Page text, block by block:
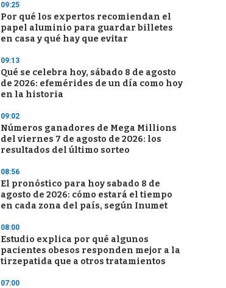
09:25
Por qué los expertos recomiendan el
papel aluminio para guardar billetes
en casa y qué hay que evitar
09:13
Qué se celebra hoy, sábado 8 de agosto
de 2026: efemérides de un día como hoy
en la historia
09:02
Números ganadores de Mega Millions
del viernes 7 de agosto de 2026: los
resultados del último sorteo
08:56
El pronóstico para hoy sabado 8 de
agosto de 2026: cómo estará el tiempo
en cada zona del país, según Inumet
08:00
Estudio explica por qué algunos
pacientes obesos responden mejor a la
tirzepatida que a otros tratamientos
07:00